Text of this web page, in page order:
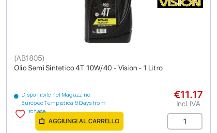
Olio Semi Sintetico 4T 10W/40 - Vision - 1 Litro
(AB1805)
Disponibile nel Magazzino
Europeo Tempistica 5 Days from
purchase
€11.17
Incl. IVA
AGGIUNGI AL CARRELLO